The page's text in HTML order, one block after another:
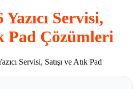
Servisi,
Pad Çözümleri
Servisi, Satışı ve Atık Pad